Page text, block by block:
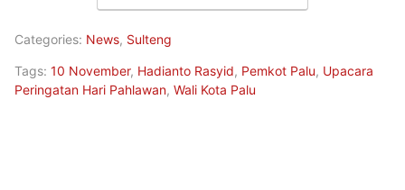
Categories: News, Sulteng
Tags: 10 November, Hadianto Rasyid, Pemkot Palu, Upacara
Peringatan Hari Pahlawan, Wali Kota Palu